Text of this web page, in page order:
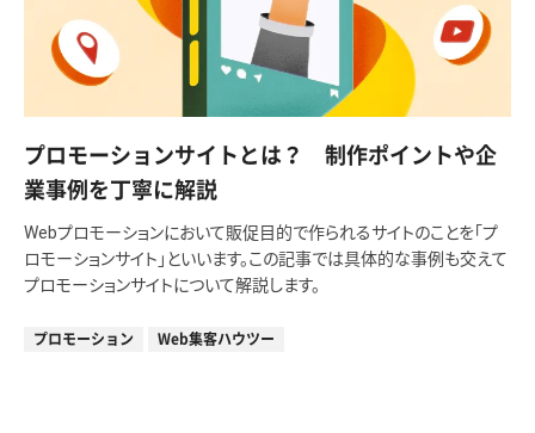
プロモーションサイトとは？ 制作ポイントや企
業事例を丁寧に解説
Webプロモーションにおいて販促目的で作られるサイトのことを「プ
ロモーションサイト」といいます。この記事では具体的な事例も交えて
プロモーションサイトについて解説します。
プロモーション Web集客ハウツー